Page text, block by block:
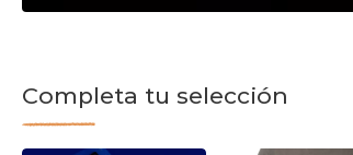
Completa tu selección